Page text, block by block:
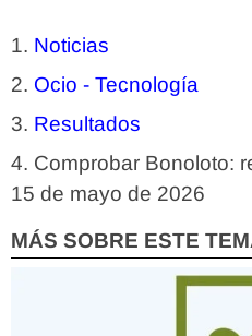
Noticias
Ocio - Tecnología
Resultados
Comprobar Bonoloto:
15 de mayo de 2026
MÁS SOBRE ESTE